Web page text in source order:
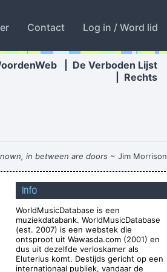
Contact Log in / Word lid
De Verboden Lijst
Rechts
in between are doors ~ Jim Morrison
About Architecture~ Laurie Anderson
what I do. I like to make music
about - working-class life and culture
Paul Weller
the people who can't read~ Liam Gallagher
of the world anyway ~ George Michael
Info
WorldMusicDatabase is een
muziekdatabank. WorldMusicDatabase
(est. 2007) is een webstek die
ontsproot uit Wawasda.com (2001) en
dus uit dezelfde verloskamer als
Eluterius komt. Destijds gericht op een
internationaal publiek, vandaar de